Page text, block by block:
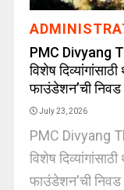
PMC Divyang
विशेष
फाउंडेशन’ची निवड
July 23, 2026
PMC Divyang
विशेष
फाउंडेशन'ची